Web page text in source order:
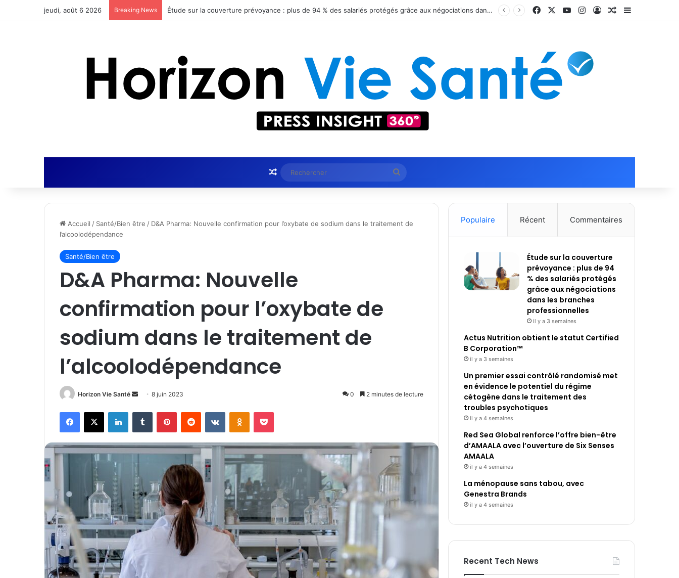
jeudi, août 6 2026 Breaking News Actus Nutrition obtient le statut Certified B Corporation™ FacebookYouTubeInstagramConnexion
Article Aléatoire
Sidebar
Article Aléatoire Rechercher
Accueil / Santé/Bien être / D&A Pharma: Nouvelle confirmation pour l’oxybate de sodium dans le traitement de
l’alcoolodépendance
Santé/Bien être
D&A Pharma: Nouvelle
confirmation pour l’oxybate de
sodium dans le traitement de
l’alcoolodépendance
Horizon Vie Santé
Envoyer
courriel
8 juin 2023 0 2 minutes de lecture
Facebook
X LinkedinTumblr PinterestReddit VKontakteOdnoklassniki
Pocket
Populaire Récent Commentaires
Étude sur la couverture
prévoyance : plus de 94
% des salariés protégés
grâce aux négociations
dans les branches
professionnelles
il y a 3 semaines
Actus Nutrition obtient le statut Certified
B Corporation™
il y a 3 semaines
Un premier essai contrôlé randomisé met
en évidence le potentiel du régime
cétogène dans le traitement des
troubles psychotiques
il y a 4 semaines
Red Sea Global renforce l’offre bien-être
d’AMAALA avec l’ouverture de Six Senses
AMAALA
il y a 4 semaines
La ménopause sans tabou, avec
Genestra Brands
il y a 4 semaines
Recent Tech News